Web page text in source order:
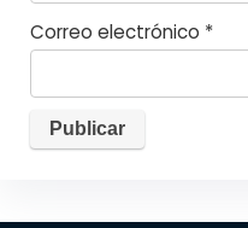
Correo electrónico *